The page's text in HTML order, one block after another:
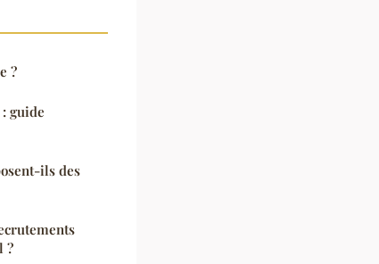
?
guide
ils des
?